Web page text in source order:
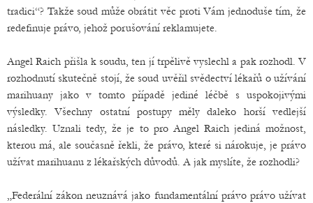
tradici“? Takže soud může obrátit věc proti Vám jednoduše tím, že
redefinuje právo, jehož porušování reklamujete.
Angel Raich přišla k soudu, ten jí trpělivě vyslechl a pak rozhodl. V
rozhodnutí skutečně stojí, že soud uvěřil svědectví lékařů o užívání
marihuany jako v tomto případě jediné léčbě s uspokojivými
výsledky. Všechny ostatní postupy měly daleko horší vedlejší
následky. Uznali tedy, že je to pro Angel Raich jediná možnost,
kterou má, ale současně řekli, že právo, které si nárokuje, je právo
užívat marihuanu z lékařských důvodů. A jak myslíte, že rozhodli?
„Federální zákon neuznává jako fundamentální právo právo užívat